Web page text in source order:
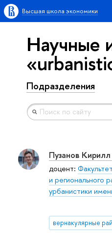
Высшая школа экономики
Научные
Подразделения
Пузанов
доцент:
и регионального
урбанистики
вернакулярные